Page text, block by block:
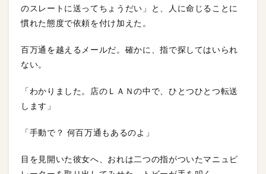
のスレートに送ってちょうだい」と、人に命じることに
慣れた態度で依頼を付け加えた。
百万通を越えるメールだ。確かに、指で探してはいられ
ない。
「わかりました。店のＬＡＮの中で、ひとつひとつ転送
します」
「手動で？ 何百万通もあるのよ」
目を見開いた彼女へ、おれは二つの指がついたマニュピ